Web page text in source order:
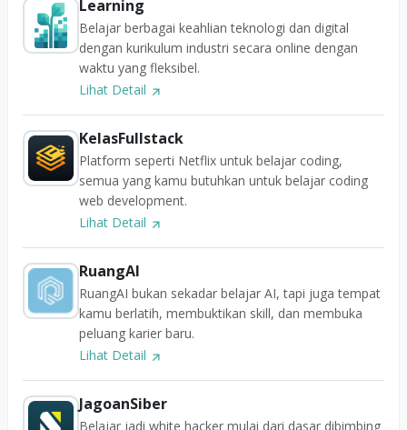
Learning
Belajar berbagai keahlian teknologi dan digital
dengan kurikulum industri secara online dengan
waktu yang fleksibel.
Lihat Detail
KelasFullstack
Platform seperti Netflix untuk belajar coding,
semua yang kamu butuhkan untuk belajar coding
web development.
Lihat Detail
RuangAI
RuangAI bukan sekadar belajar AI, tapi juga tempat
kamu berlatih, membuktikan skill, dan membuka
peluang karier baru.
Lihat Detail
JagoanSiber
Belajar jadi white hacker mulai dari dasar dibimbing